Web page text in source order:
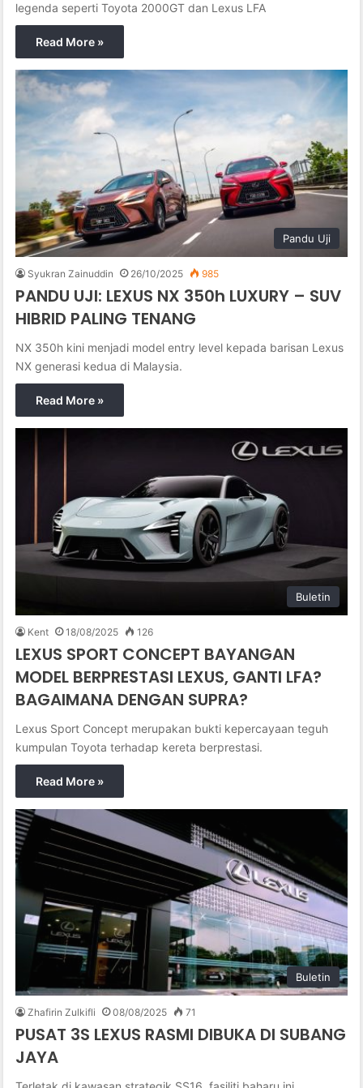
legenda seperti Toyota 2000GT dan Lexus LFA
Read More »
Pandu Uji
Syukran Zainuddin 26/10/2025 985
PANDU UJI: LEXUS NX 350h LUXURY – SUV
HIBRID PALING TENANG
NX 350h kini menjadi model entry level kepada barisan Lexus
NX generasi kedua di Malaysia.
Read More »
Buletin
Kent 18/08/2025 126
LEXUS SPORT CONCEPT BAYANGAN
MODEL BERPRESTASI LEXUS, GANTI LFA?
BAGAIMANA DENGAN SUPRA?
Lexus Sport Concept merupakan bukti kepercayaan teguh
kumpulan Toyota terhadap kereta berprestasi.
Read More »
Buletin
Zhafirin Zulkifli 08/08/2025 71
PUSAT 3S LEXUS RASMI DIBUKA DI SUBANG
JAYA